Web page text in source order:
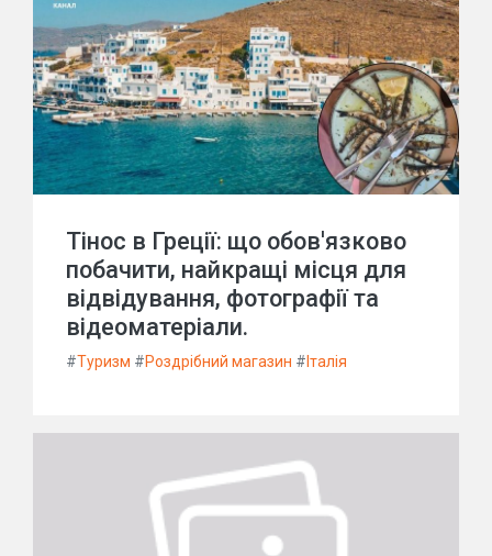
Тінос в Греції: що обов'язково
побачити, найкращі місця для
відвідування, фотографії та
відеоматеріали.
#Туризм #Роздрібний магазин # Італія